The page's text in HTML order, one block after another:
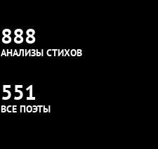
888
АНАЛИЗЫ СТИХОВ
551
ВСЕ ПОЭТЫ